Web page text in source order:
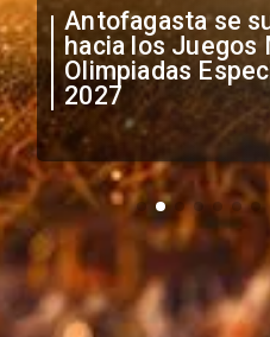
"Falta de
anuncia medidas
irregular de
extranjeros